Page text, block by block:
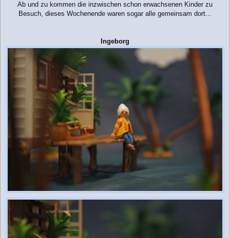
Ab und zu kommen die inzwischen schon erwachsenen Kinder zu
Besuch, dieses Wochenende waren sogar alle gemeinsam dort...
Ingeborg